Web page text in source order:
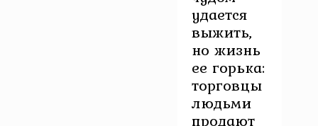
удается
выжить,
но жизнь
ее горька:
торговцы
людьми
продают